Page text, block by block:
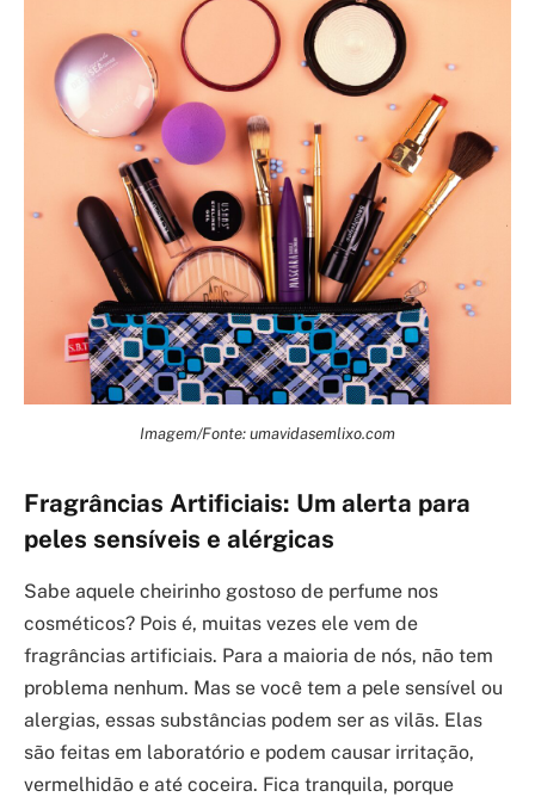
Imagem/Fonte: umavidasemlixo.com
Fragrâncias Artificiais: Um alerta para
peles sensíveis e alérgicas
Sabe aquele cheirinho gostoso de perfume nos
cosméticos? Pois é, muitas vezes ele vem de
fragrâncias artificiais. Para a maioria de nós, não tem
problema nenhum. Mas se você tem a pele sensível ou
alergias, essas substâncias podem ser as vilãs. Elas
são feitas em laboratório e podem causar irritação,
vermelhidão e até coceira. Fica tranquila, porque